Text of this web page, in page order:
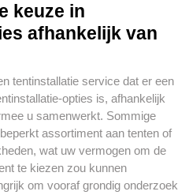
keuze in
afhankelijk van
tentinstallatie service dat er een
opties is, afhankelijk
u samenwerkt. Sommige
assortiment aan tenten of
wat uw vermogen om de
te kiezen zou kunnen
om vooraf grondig onderzoek